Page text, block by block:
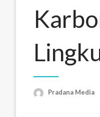
Pradana Media